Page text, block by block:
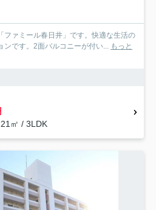
ファミール春日井」です。快適な生活の
ンです。2面バルコニーが付い... もっと
㎡ / 3LDK